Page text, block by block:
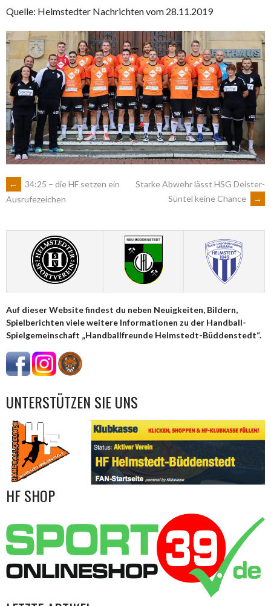
Quelle: Helmstedter Nachrichten vom 28.11.2019
ARTIKEL-
NAVIGATION
←
34:25 – die HF setzen ein
Ausrufezeichen
Starke Abwehr lässt HSG Deister-
Süntel keine Chance
→
Auf dieser Website findest du neben Neuigkeiten, Bildern,
Spielberichten viele weitere Informationen zu der Handball-
Spielgemeinschaft „Handballfreunde Helmstedt-Büddenstedt“.
UNTERSTÜTZEN SIE UNS
HF SHOP